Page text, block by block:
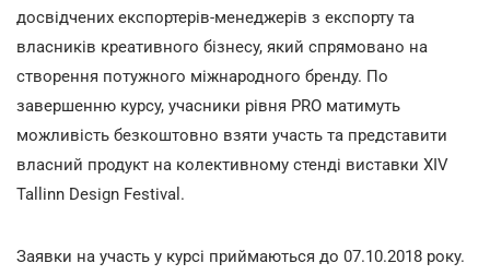
досвідчених експортерів-менеджерів з експорту та
власників креативного бізнесу, який спрямовано на
створення потужного міжнародного бренду. По
завершенню курсу, учасники рівня PRO матимуть
можливість безкоштовно взяти участь та представити
власний продукт на колективному стенді виставки XIV
Tallinn Design Festival.
Заявки на участь у курсі приймаються до 07.10.2018 року.